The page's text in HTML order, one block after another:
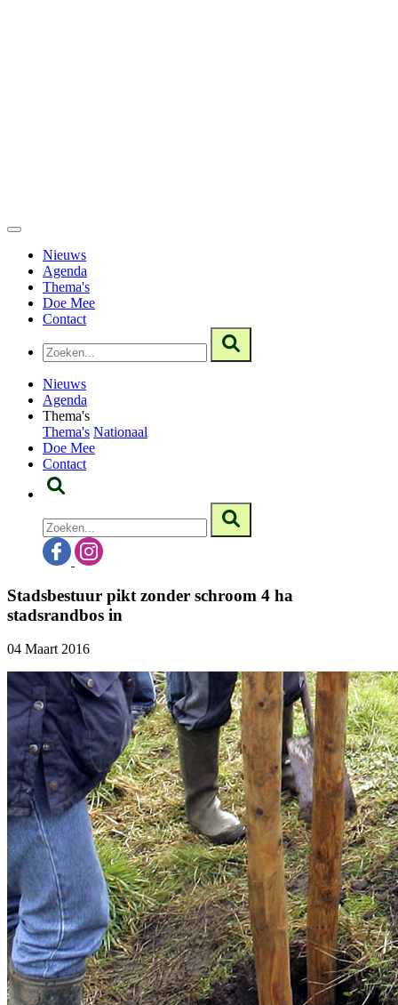
Nieuws
Agenda
Thema's
Doe Mee
Contact
Nieuws
Agenda
Thema's
Thema's Nationaal
Doe Mee
Contact
Stadsbestuur pikt zonder schroom 4 ha
stadsrandbos in
04 Maart 2016